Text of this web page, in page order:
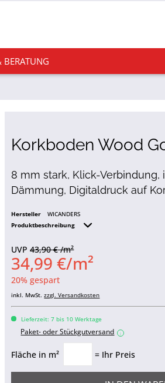
BERATUNG
Korkboden Wood
8 mm stark, Klick-Verbindung,
Dämmung, Digitaldruck auf
Hersteller
WICANDERS
Produktbeschreibung
UVP43,90 € /m²
34,99 €/m²
20% gespart
inkl. MwSt.zzgl. Versandkosten
Lieferzeit: 7 bis 10 Werktage
Paket- oder Stückgutversand i
Fläche in m² = Ihr Preis